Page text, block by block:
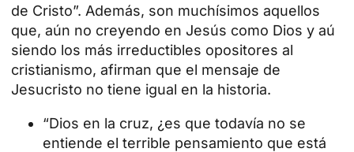
de Cristo”. Además, son muchísimos aquellos
que, aún no creyendo en Jesús como Dios y aú
siendo los más irreductibles opositores al
cristianismo, afirman que el mensaje de
Jesucristo no tiene igual en la historia.
“Dios en la cruz, ¿es que todavía no se
entiende el terrible pensamiento que está